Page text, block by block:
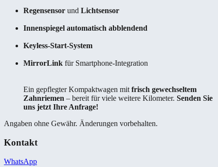
Regensensor und Lichtsensor
Innenspiegel automatisch abblendend
Keyless-Start-System
MirrorLink für Smartphone-Integration
Ein gepflegter Kompaktwagen mit frisch gewechseltem
Zahnriemen – bereit für viele weitere Kilometer. Senden Sie
uns jetzt Ihre Anfrage!
Angaben ohne Gewähr. Änderungen vorbehalten.
Kontakt
WhatsApp